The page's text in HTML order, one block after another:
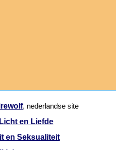
, nederlandse site
en Liefde
en Seksualiteit